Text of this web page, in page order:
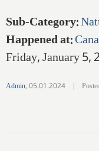
Sub-Category:
Happened at:
Friday, January 5,
Admin,05.01.2024 |